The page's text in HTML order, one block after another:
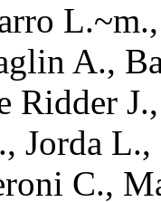
L.~m.
A.,
Ridder J.
, Jorda L.,
C.,